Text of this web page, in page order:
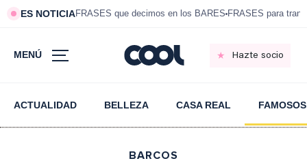
ES NOTICIAFRASES que decimos en los BARES FRASES para
MENÚ Hazte socio
ACTUALIDAD BELLEZA CASA REAL FAMOSOS
BARCOS